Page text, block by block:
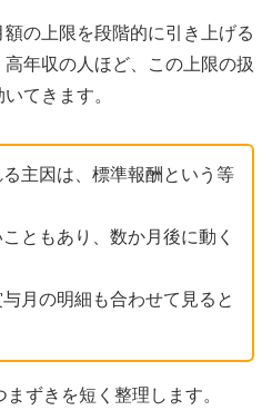
の上限を段階的に引き上げる
年収の人ほど、この上限の扱
てきます。
主因は、標準報酬という等
ともあり、数か月後に動く
月の明細も合わせて見ると
ずきを短く整理します。